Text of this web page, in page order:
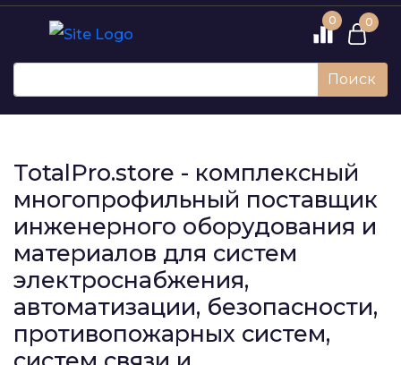
0 0
Поиск
TotalPro.store - комплексный
многопрофильный поставщик
инженерного оборудования и
материалов для систем
электроснабжения,
автоматизации, безопасности,
противопожарных систем,